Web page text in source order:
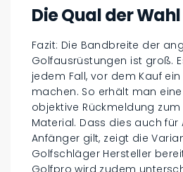
Die Qual der Wahl
Fazit: Die Bandbreite der
Golfausrüstungen ist groß.
jedem Fall, vor dem Kauf
machen. So erhält man
objektive Rückmeldung
Material. Dass dies auch
Anfänger gilt, zeigt die
Golfschläger Hersteller